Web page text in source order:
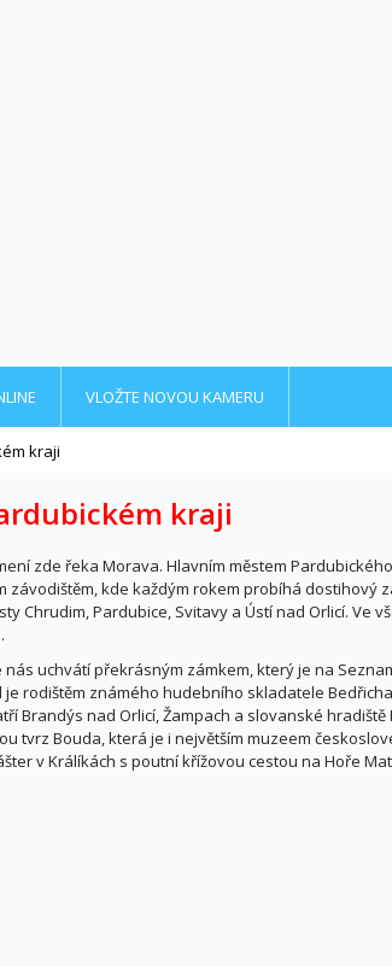
VLOŽTE NOVOU KAMERU
kraji
kraji
zde řeka Morava. Hlavním městem
kde každým rokem probíhá dostihový
Chrudim, Pardubice, Svitavy a Ústí nad Orlicí. Ve
uchvátí překrásným zámkem, který je na
je rodištěm známého hudebního skladatele
Brandýs nad Orlicí, Žampach a slovanské hradiště
tvrz Bouda, která je i největším muzeem
v Králíkách s poutní křížovou cestou na Hoře